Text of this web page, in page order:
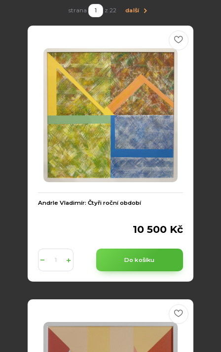
strana z 22 další
Andrle Vladimír: Čtyři roční období
10 500 Kč
Do košíku